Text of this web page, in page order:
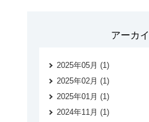
アーカ
2025年05月 (1)
2025年02月 (1)
2025年01月 (1)
2024年11月 (1)